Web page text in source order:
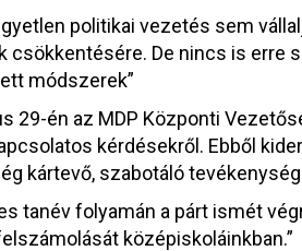
politikai vezetés sem
csökkentésére. De nincs is erre
módszerek”
29-én az MDP Központi
kérdésekről. Ebből
kártevő, szabotáló
tanév folyamán a párt ismét
középiskoláinkban.”